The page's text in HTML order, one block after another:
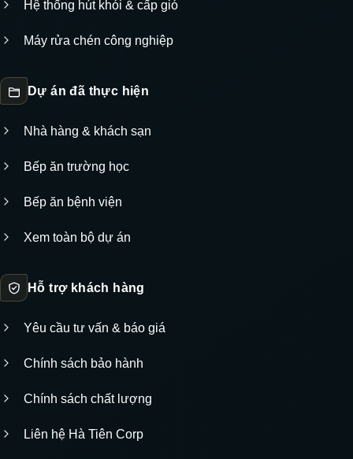
Hệ thống hút khói & cấp gió
Máy rửa chén công nghiệp
Dự án đã thực hiện
Nhà hàng & khách sạn
Bếp ăn trường học
Bếp ăn bệnh viện
Xem toàn bộ dự án
Hỗ trợ khách hàng
Yêu cầu tư vấn & báo giá
Chính sách bảo hành
Chính sách chất lượng
Liên hệ Hà Tiên Corp